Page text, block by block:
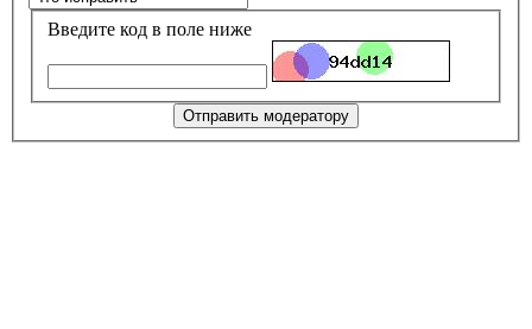
Введите код в поле ниже
Отправить модератору